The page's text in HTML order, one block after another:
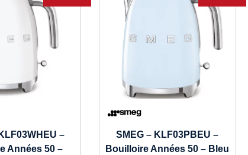
–
Années 50 –
SMEG – KLF03PBEU –
Bouilloire Années 50 – Bleu